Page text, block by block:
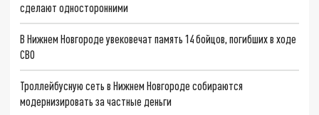
сделают односторонними
В Нижнем Новгороде увековечат память 14 бойцов, погибших в ходе
СВО
Троллейбусную сеть в Нижнем Новгороде собираются
модернизировать за частные деньги